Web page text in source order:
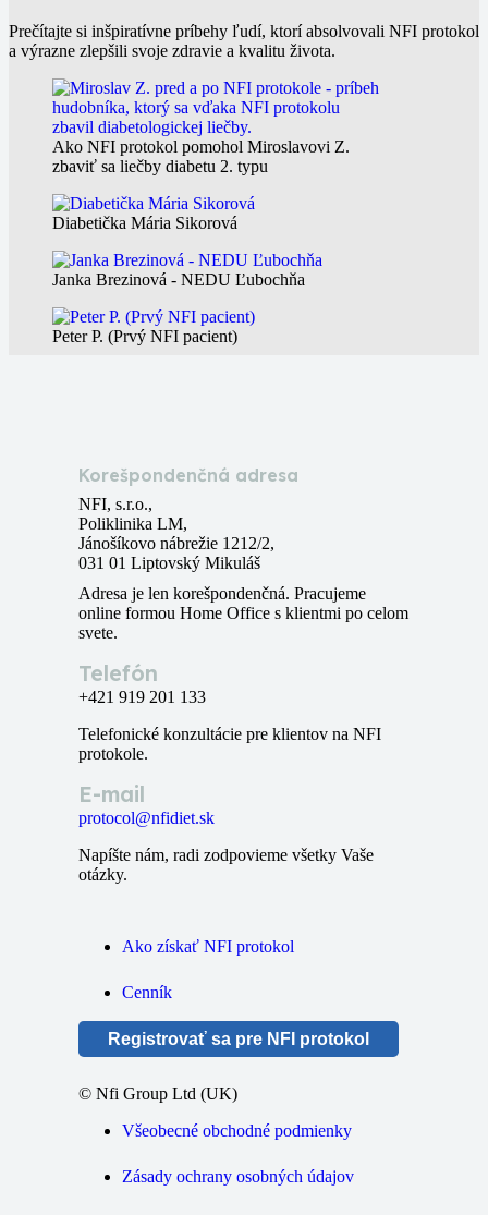
Prečítajte si inšpiratívne príbehy ľudí, ktorí absolvovali NFI protokol
a výrazne zlepšili svoje zdravie a kvalitu života.
Ako NFI protokol pomohol Miroslavovi Z.
zbaviť sa liečby diabetu 2. typu
Diabetička Mária Sikorová
Janka Brezinová - NEDU Ľubochňa
Peter P. (Prvý NFI pacient)
Korešpondenčná adresa
NFI, s.r.o.,
Poliklinika LM,
Jánošíkovo nábrežie 1212/2,
031 01 Liptovský Mikuláš
Adresa je len korešpondenčná. Pracujeme
online formou Home Office s klientmi po celom
svete.
Telefón
+421 919 201 133
Telefonické konzultácie pre klientov na NFI
protokole.
E-mail
protocol@nfidiet.sk
Napíšte nám, radi zodpovieme všetky Vaše
otázky.
Ako získať NFI protokol
Cenník
Registrovať sa pre NFI protokol
© Nfi Group Ltd (UK)
Všeobecné obchodné podmienky
Zásady ochrany osobných údajov